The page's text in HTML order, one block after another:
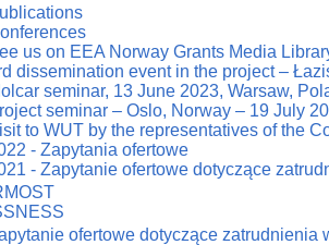
us on EEA Norway Grants Media
dissemination event in the project –
seminar, 13 June 2023, Warsaw,
seminar – Oslo, Norway – 19 July
to WUT by the representatives of the
- Zapytania ofertowe
- Zapytanie ofertowe dotyczące
ofertowe dotyczące zatrudnienia